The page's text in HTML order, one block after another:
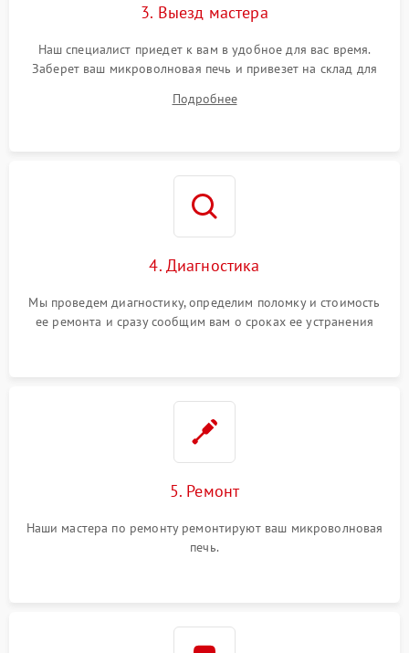
3. Выезд мастера
Наш специалист приедет к вам в удобное для вас время.
Заберет ваш микроволновая печь и привезет на склад для
Подробнее
4. Диагностика
Мы проведем диагностику, определим поломку и стоимость
ее ремонта и сразу сообщим вам о сроках ее устранения
5. Ремонт
Наши мастера по ремонту ремонтируют ваш микроволновая
печь.